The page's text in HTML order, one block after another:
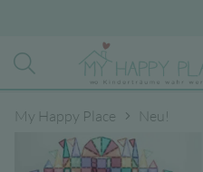
My Happy Place Neu!